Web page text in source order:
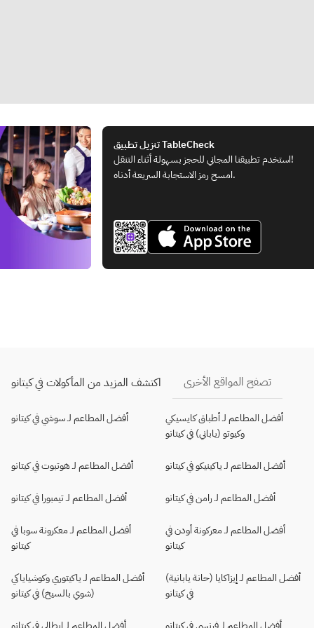
تنزيل تطبيق TableCheck
استخدم تطبيقنا المجاني للحجز بسهولة أثناء التنقل!
امسح رمز الاستجابة السريعة أدناه.
اكتشف المزيد من المأكولات في كيتانو تصفح المواقع الأخرى
أفضل المطاعم لـ سوشي في كيتانو
أفضل المطاعم لـ أطباق كايسيكي
وكيوتو (ياباني) في كيتانو
أفضل المطاعم لـ هوتبوت في كيتانو أفضل المطاعم لـ ياكينيكو في كيتانو
أفضل المطاعم لـ تيمبورا في كيتانو أفضل المطاعم لـ رامن في كيتانو
أفضل المطاعم لـ معكرونة سوبا في
كيتانو
أفضل المطاعم لـ معركونة أودن في
كيتانو
أفضل المطاعم لـ ياكيتوري وكوشياياكي
(شوي بالسيخ) في كيتانو
أفضل المطاعم لـ إيزاكايا (حانة يابانية)
في كيتانو
أفضل المطاعم لـ إيطالي في كيتانو أفضل المطاعم لـ فرنسي في كيتانو